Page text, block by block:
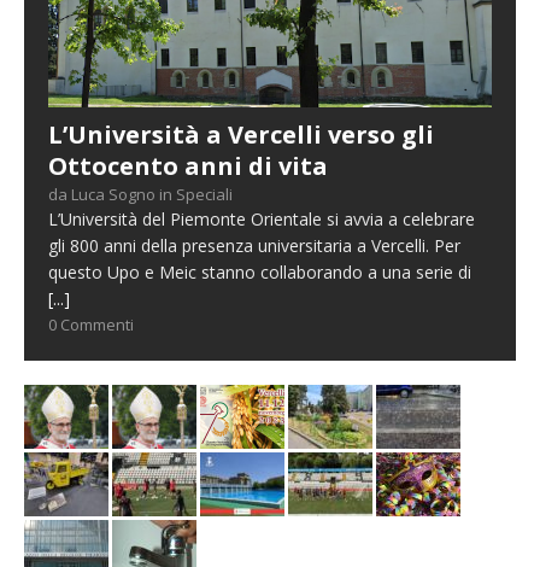
L’Università a Vercelli verso gli
Ottocento anni di vita
da Luca Sogno in Speciali
L’Università del Piemonte Orientale si avvia a celebrare
gli 800 anni della presenza universitaria a Vercelli. Per
questo Upo e Meic stanno collaborando a una serie di
[...]
0 Commenti